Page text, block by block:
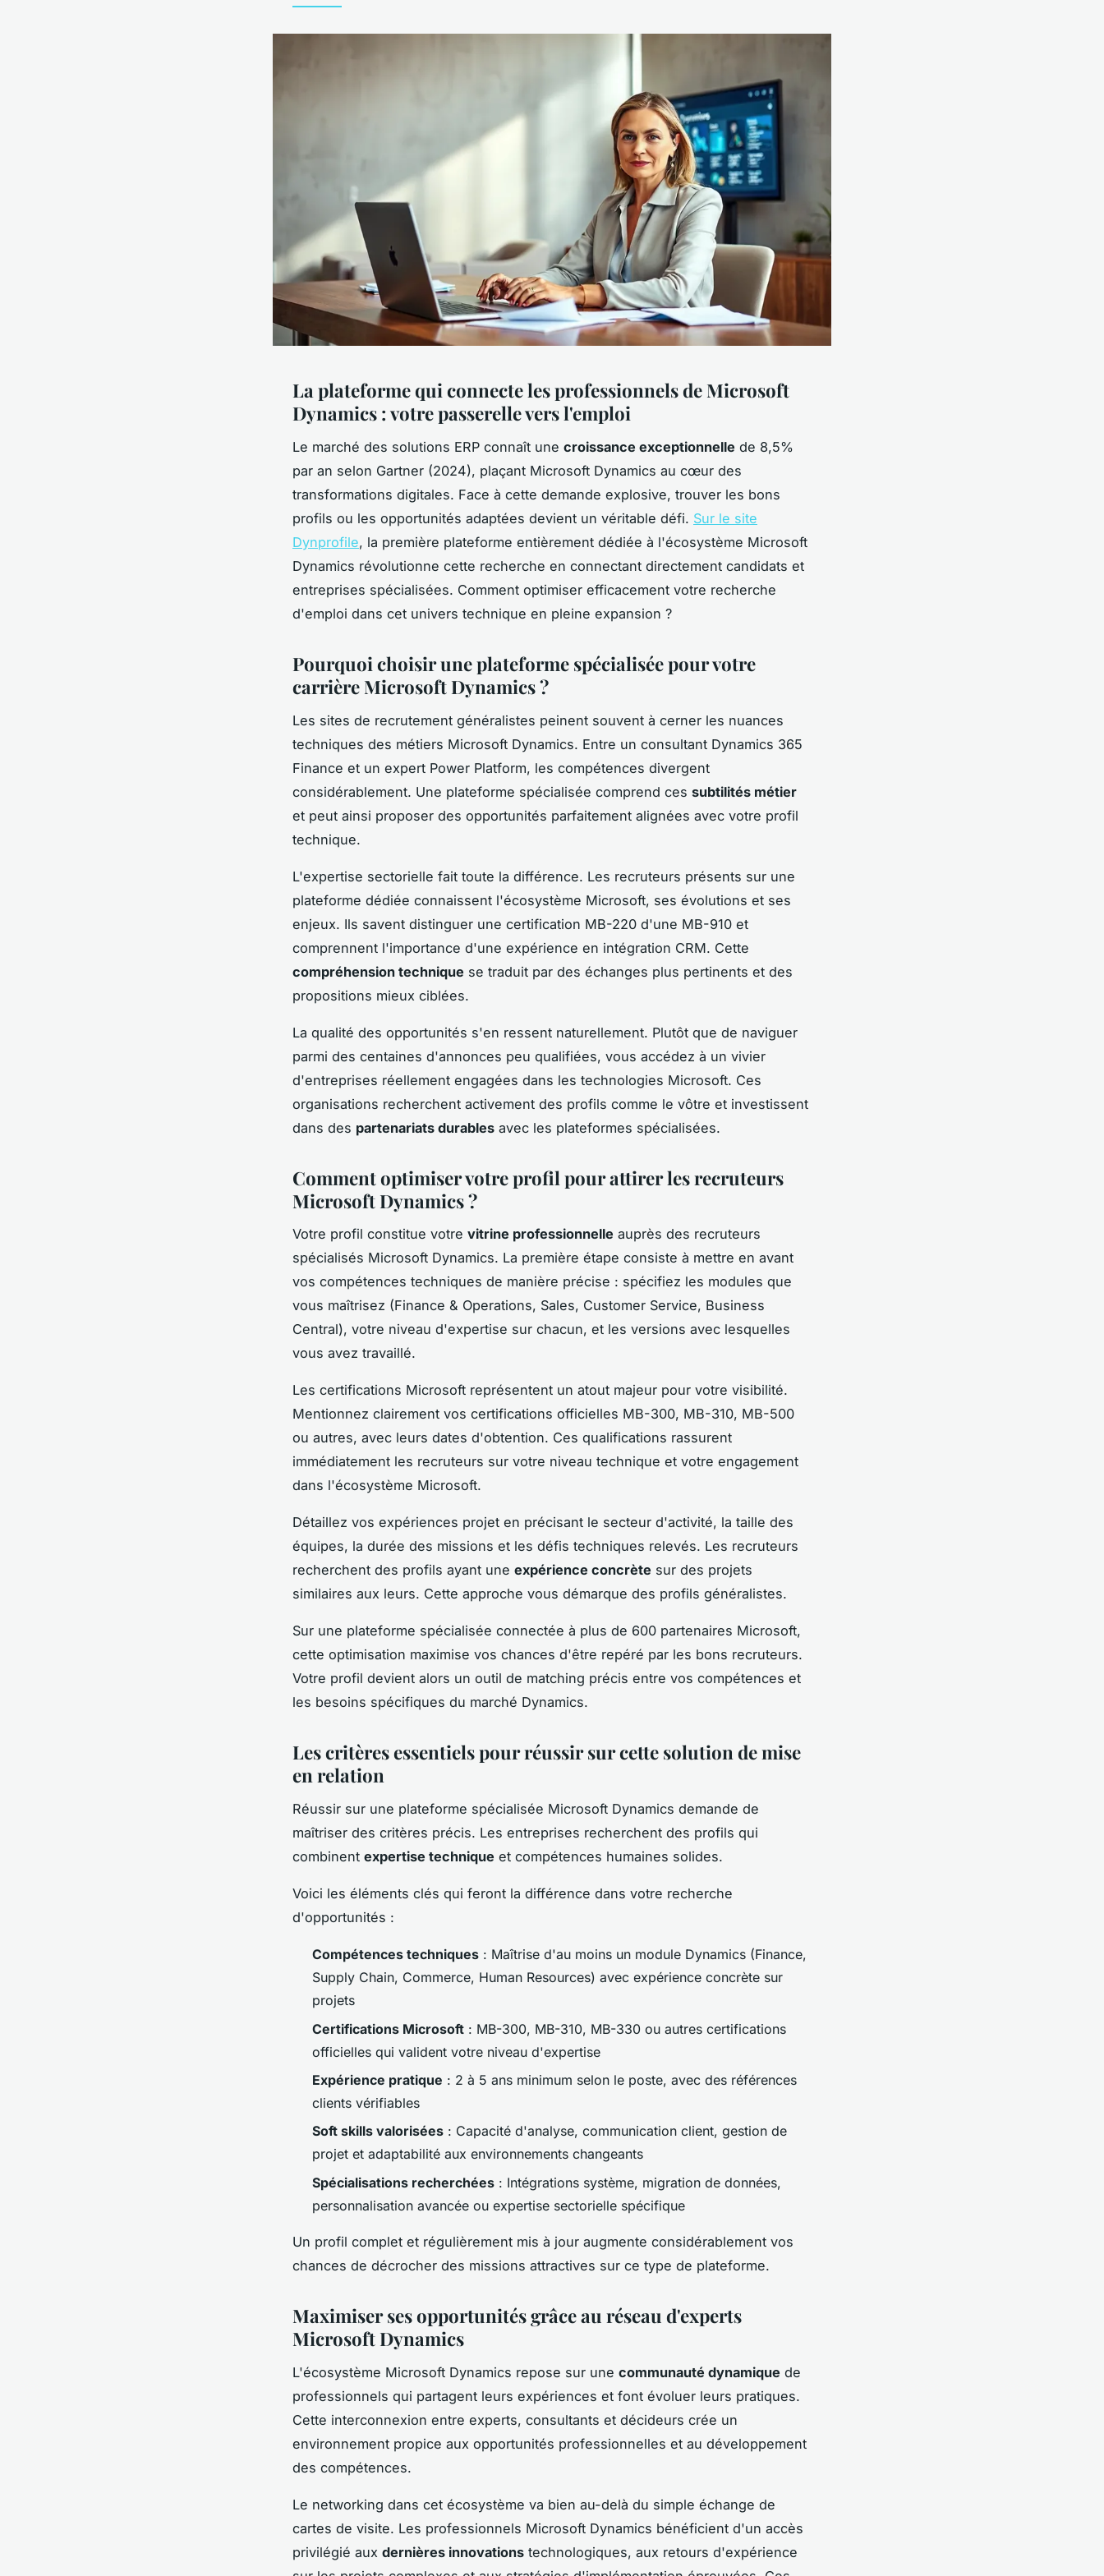
La plateforme qui connecte les professionnels de Microsoft
Dynamics : votre passerelle vers l'emploi
Le marché des solutions ERP connaît une croissance exceptionnelle de 8,5%
par an selon Gartner (2024), plaçant Microsoft Dynamics au cœur des
transformations digitales. Face à cette demande explosive, trouver les bons
profils ou les opportunités adaptées devient un véritable défi. Sur le site
Dynprofile, la première plateforme entièrement dédiée à l'écosystème Microsoft
Dynamics révolutionne cette recherche en connectant directement candidats et
entreprises spécialisées. Comment optimiser efficacement votre recherche
d'emploi dans cet univers technique en pleine expansion ?
Pourquoi choisir une plateforme spécialisée pour votre
carrière Microsoft Dynamics ?
Les sites de recrutement généralistes peinent souvent à cerner les nuances
techniques des métiers Microsoft Dynamics. Entre un consultant Dynamics 365
Finance et un expert Power Platform, les compétences divergent
considérablement. Une plateforme spécialisée comprend ces subtilités métier
et peut ainsi proposer des opportunités parfaitement alignées avec votre profil
technique.
L'expertise sectorielle fait toute la différence. Les recruteurs présents sur une
plateforme dédiée connaissent l'écosystème Microsoft, ses évolutions et ses
enjeux. Ils savent distinguer une certification MB-220 d'une MB-910 et
comprennent l'importance d'une expérience en intégration CRM. Cette
compréhension technique se traduit par des échanges plus pertinents et des
propositions mieux ciblées.
La qualité des opportunités s'en ressent naturellement. Plutôt que de naviguer
parmi des centaines d'annonces peu qualifiées, vous accédez à un vivier
d'entreprises réellement engagées dans les technologies Microsoft. Ces
organisations recherchent activement des profils comme le vôtre et investissent
dans des partenariats durables avec les plateformes spécialisées.
Comment optimiser votre profil pour attirer les recruteurs
Microsoft Dynamics ?
Votre profil constitue votre vitrine professionnelle auprès des recruteurs
spécialisés Microsoft Dynamics. La première étape consiste à mettre en avant
vos compétences techniques de manière précise : spécifiez les modules que
vous maîtrisez (Finance & Operations, Sales, Customer Service, Business
Central), votre niveau d'expertise sur chacun, et les versions avec lesquelles
vous avez travaillé.
Les certifications Microsoft représentent un atout majeur pour votre visibilité.
Mentionnez clairement vos certifications officielles MB-300, MB-310, MB-500
ou autres, avec leurs dates d'obtention. Ces qualifications rassurent
immédiatement les recruteurs sur votre niveau technique et votre engagement
dans l'écosystème Microsoft.
Détaillez vos expériences projet en précisant le secteur d'activité, la taille des
équipes, la durée des missions et les défis techniques relevés. Les recruteurs
recherchent des profils ayant une expérience concrète sur des projets
similaires aux leurs. Cette approche vous démarque des profils généralistes.
Sur une plateforme spécialisée connectée à plus de 600 partenaires Microsoft,
cette optimisation maximise vos chances d'être repéré par les bons recruteurs.
Votre profil devient alors un outil de matching précis entre vos compétences et
les besoins spécifiques du marché Dynamics.
Les critères essentiels pour réussir sur cette solution de mise
en relation
Réussir sur une plateforme spécialisée Microsoft Dynamics demande de
maîtriser des critères précis. Les entreprises recherchent des profils qui
combinent expertise technique et compétences humaines solides.
Voici les éléments clés qui feront la différence dans votre recherche
d'opportunités :
Compétences techniques : Maîtrise d'au moins un module Dynamics (Finance,
Supply Chain, Commerce, Human Resources) avec expérience concrète sur
projets
Certifications Microsoft : MB-300, MB-310, MB-330 ou autres certifications
officielles qui valident votre niveau d'expertise
Expérience pratique : 2 à 5 ans minimum selon le poste, avec des références
clients vérifiables
Soft skills valorisées : Capacité d'analyse, communication client, gestion de
projet et adaptabilité aux environnements changeants
Spécialisations recherchées : Intégrations système, migration de données,
personnalisation avancée ou expertise sectorielle spécifique
Un profil complet et régulièrement mis à jour augmente considérablement vos
chances de décrocher des missions attractives sur ce type de plateforme.
Maximiser ses opportunités grâce au réseau d'experts
Microsoft Dynamics
L'écosystème Microsoft Dynamics repose sur une communauté dynamique de
professionnels qui partagent leurs expériences et font évoluer leurs pratiques.
Cette interconnexion entre experts, consultants et décideurs crée un
environnement propice aux opportunités professionnelles et au développement
des compétences.
Le networking dans cet écosystème va bien au-delà du simple échange de
cartes de visite. Les professionnels Microsoft Dynamics bénéficient d'un accès
privilégié aux dernières innovations technologiques, aux retours d'expérience